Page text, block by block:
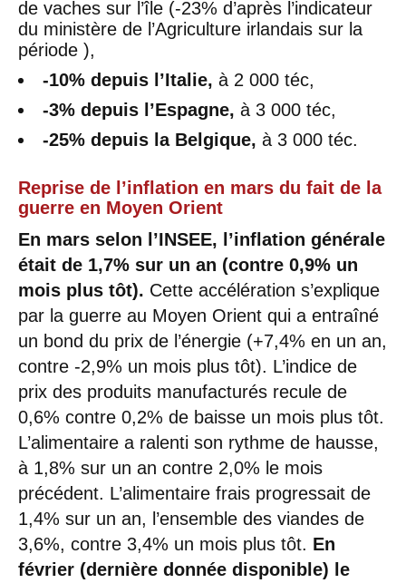
de vaches sur l’île (-23% d’après l’indicateur
du ministère de l’Agriculture irlandais sur la
période ),
-10% depuis l’Italie, à 2 000 téc,
-3% depuis l’Espagne, à 3 000 téc,
-25% depuis la Belgique, à 3 000 téc.
Reprise de l’inflation en mars du fait de la
guerre en Moyen Orient
En mars selon l’INSEE, l’inflation générale
était de 1,7% sur un an (contre 0,9% un
mois plus tôt). Cette accélération s’explique
par la guerre au Moyen Orient qui a entraîné
un bond du prix de l’énergie (+7,4% en un an,
contre -2,9% un mois plus tôt). L’indice de
prix des produits manufacturés recule de
0,6% contre 0,2% de baisse un mois plus tôt.
L’alimentaire a ralenti son rythme de hausse,
à 1,8% sur un an contre 2,0% le mois
précédent. L’alimentaire frais progressait de
1,4% sur un an, l’ensemble des viandes de
3,6%, contre 3,4% un mois plus tôt. En
février (dernière donnée disponible) le